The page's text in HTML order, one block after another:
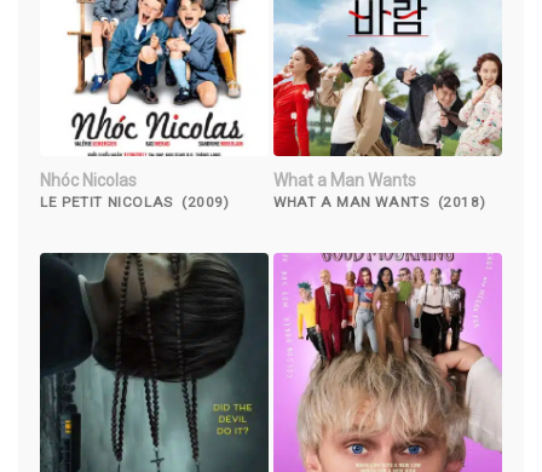
Nhóc Nicolas
LE PETIT NICOLAS (2009)
What a Man Wants
WHAT A MAN WANTS (2018)